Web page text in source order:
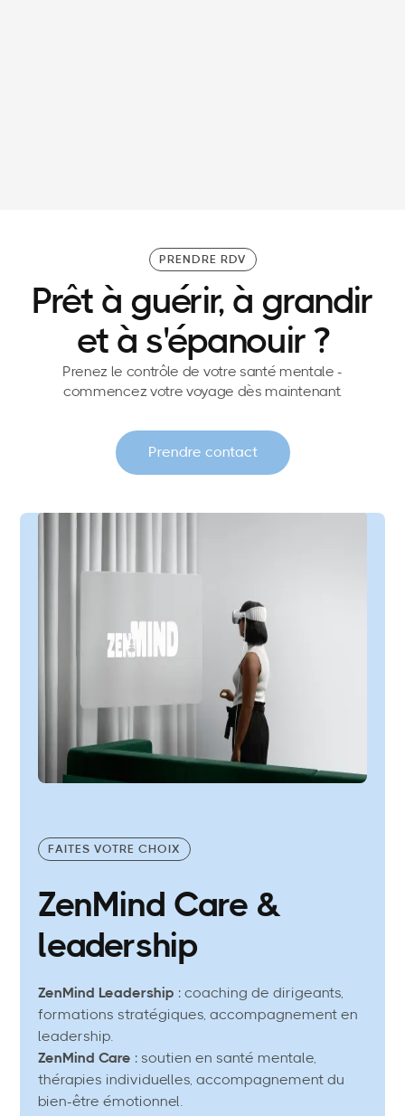
PRENDRE RDV
Prêt à guérir, à grandir
et à s'épanouir ?
Prenez le contrôle de votre santé mentale -
commencez votre voyage dès maintenant.
Prendre contact
FAITES VOTRE CHOIX
ZenMind Care &
leadership
ZenMind Leadership : coaching de dirigeants,
formations stratégiques, accompagnement en
leadership.
ZenMind Care : soutien en santé mentale,
thérapies individuelles, accompagnement du
bien-être émotionnel.